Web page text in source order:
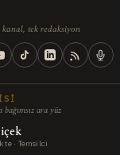
tek redaksiyon
ara yüz
· Temsilci